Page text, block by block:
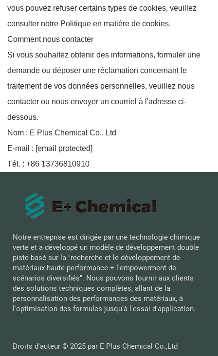
vous pouvez refuser certains types de cookies, veuillez
consulter notre Politique en matière de cookies.
Comment nous contacter
Si vous souhaitez obtenir des informations, formuler une
demande ou déposer une réclamation concernant le
traitement de vos données personnelles, veuillez nous
contacter ou nous envoyer un courriel à l'adresse ci-
dessous.
Nom : E Plus Chemical Co., Ltd
E-mail : [email protected]
Tél. : +86 13736810910
Notre entreprise est dirigée par une technologie chimique
verte et a développé un modèle de développement double
piste basé sur la "recherche et le développement de
matériaux haute performance + l'empowerment de
scénarios diversifiés". Nous pouvons fournir aux clients
des solutions techniques complètes, allant de la
personnalisation des performances des matériaux, à
l'optimisation des formules jusqu'à l'essai d'application.
Droits d'auteur © 2025 par E Plus Chemical Co.,Ltd